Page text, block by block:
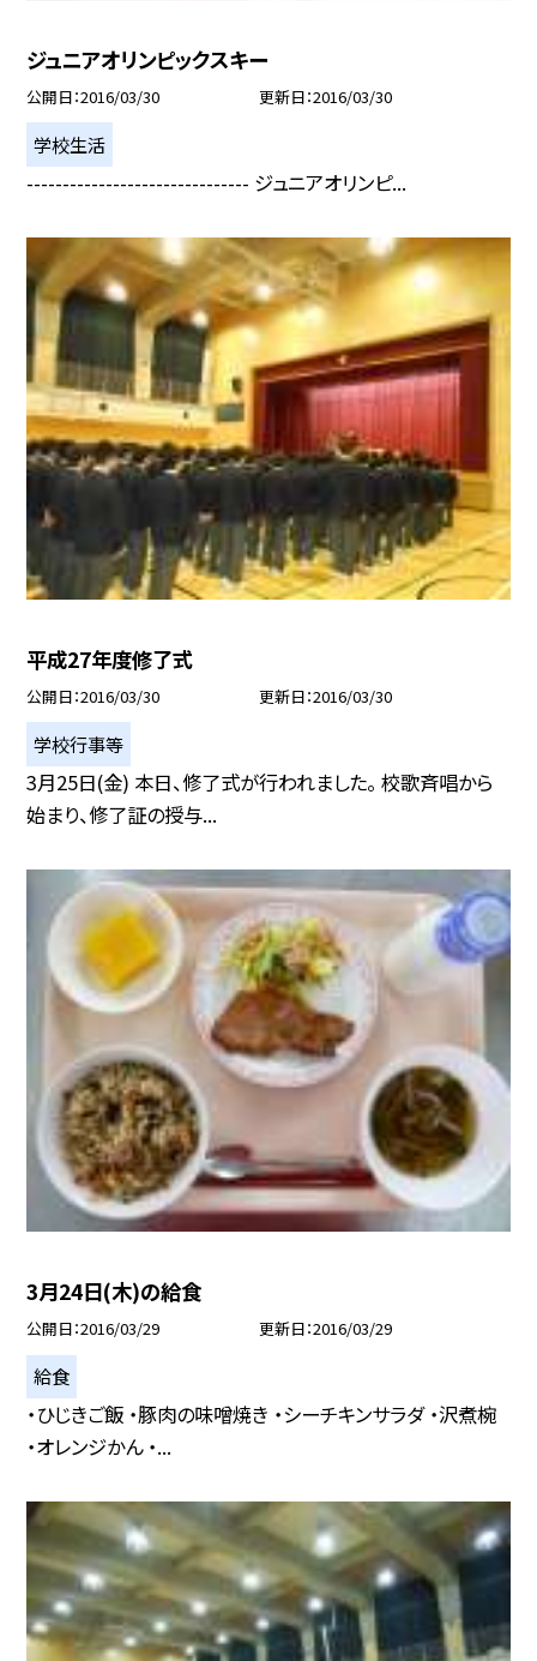
ジュニアオリンピックスキー
公開日 2016/03/30 更新日 2016/03/30
学校生活
------------------------------- ジュニアオリンピ...
平成27年度修了式
公開日 2016/03/30 更新日 2016/03/30
学校行事等
3月25日(金) 本日、修了式が行われました。 校歌斉唱から
始まり、修了証の授与...
3月24日(木)の給食
公開日 2016/03/29 更新日 2016/03/29
給食
・ひじきご飯 ・豚肉の味噌焼き ・シーチキンサラダ ・沢煮椀
・オレンジかん ・...